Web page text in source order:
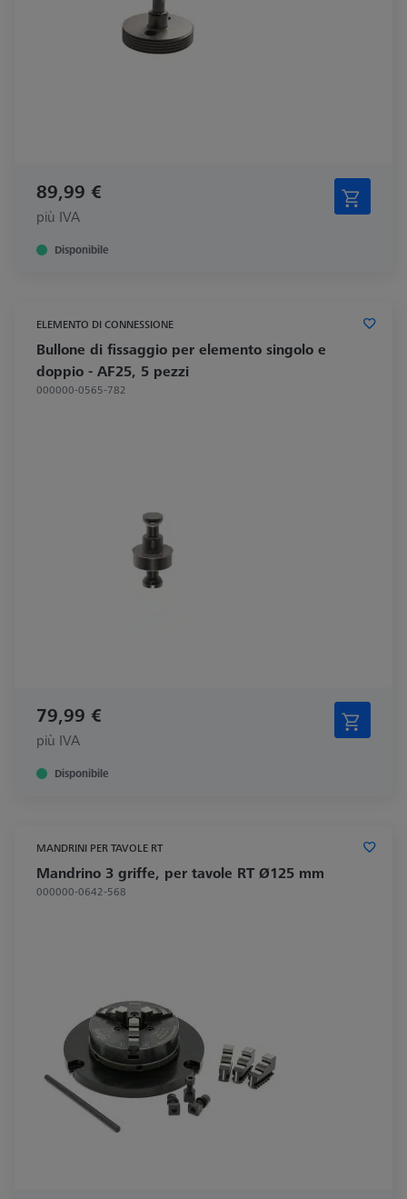
89,99 €
più IVA
Disponibile
ELEMENTO DI CONNESSIONE
Bullone di fissaggio per elemento singolo e
doppio - AF25, 5 pezzi
000000-0565-782
79,99 €
più IVA
Disponibile
MANDRINI PER TAVOLE RT
Mandrino 3 griffe, per tavole RT Ø125 mm
000000-0642-568